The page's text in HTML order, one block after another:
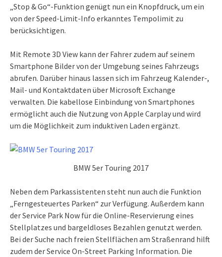
„Stop & Go“-Funktion genügt nun ein Knopfdruck, um ein
von der Speed-Limit-Info erkanntes Tempolimit zu
berücksichtigen.
Mit Remote 3D View kann der Fahrer zudem auf seinem
Smartphone Bilder von der Umgebung seines Fahrzeugs
abrufen. Darüber hinaus lassen sich im Fahrzeug Kalender-,
Mail- und Kontaktdaten über Microsoft Exchange
verwalten. Die kabellose Einbindung von Smartphones
ermöglicht auch die Nutzung von Apple Carplay und wird
um die Möglichkeit zum induktiven Laden ergänzt.
BMW 5er Touring 2017
Neben dem Parkassistenten steht nun auch die Funktion
„Ferngesteuertes Parken“ zur Verfügung. Außerdem kann
der Service Park Now für die Online-Reservierung eines
Stellplatzes und bargeldloses Bezahlen genutzt werden.
Bei der Suche nach freien Stellflächen am Straßenrand hilft
zudem der Service On-Street Parking Information. Die